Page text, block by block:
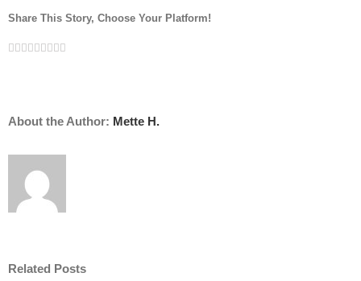
Share This Story, Choose Your Platform!
Facebook
Twitter
Linkedin
Reddit
Tumblr
Google+
Pinterest
Vk
About the Author: Mette H.
Related Posts